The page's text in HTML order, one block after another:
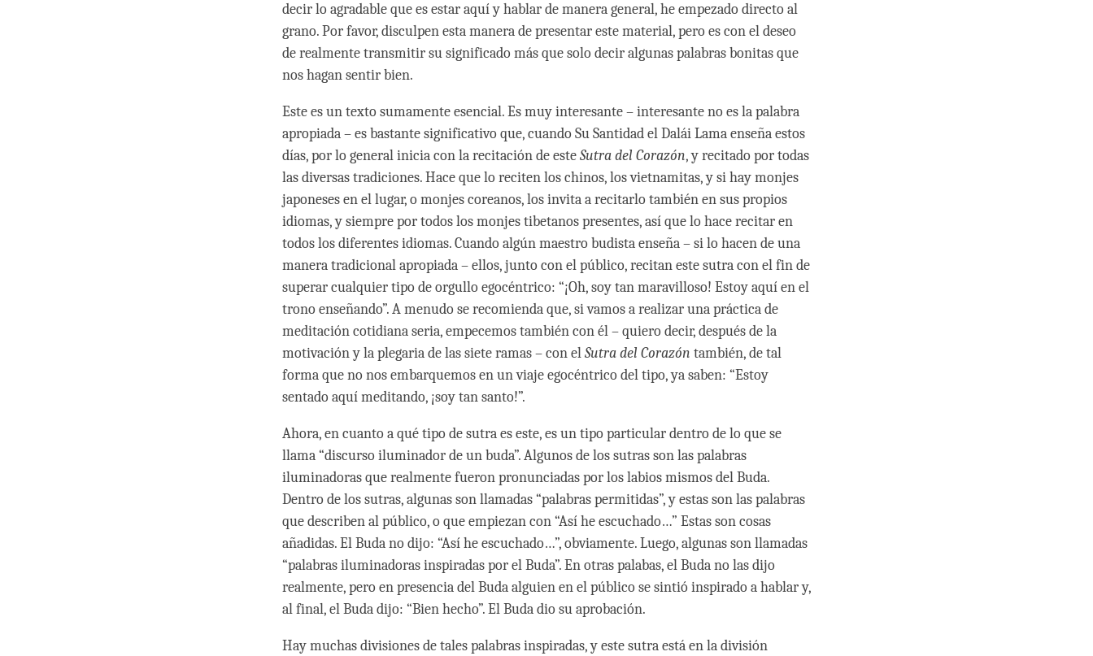
decir lo agradable que es estar aquí y hablar de manera general, he empezado directo al
grano. Por favor, disculpen esta manera de presentar este material, pero es con el deseo
de realmente transmitir su significado más que solo decir algunas palabras bonitas que
nos hagan sentir bien.
Este es un texto sumamente esencial. Es muy interesante – interesante no es la palabra
apropiada – es bastante significativo que, cuando Su Santidad el Dalái Lama enseña estos
días, por lo general inicia con la recitación de esteSutra del Corazón, y recitado por todas
las diversas tradiciones. Hace que lo reciten los chinos, los vietnamitas, y si hay monjes
japoneses en el lugar, o monjes coreanos, los invita a recitarlo también en sus propios
idiomas, y siempre por todos los monjes tibetanos presentes, así que lo hace recitar en
todos los diferentes idiomas. Cuando algún maestro budista enseña – si lo hacen de una
manera tradicional apropiada – ellos, junto con el público, recitan este sutra con el fin de
superar cualquier tipo de orgullo egocéntrico: “¡Oh, soy tan maravilloso! Estoy aquí en el
trono enseñando”. A menudo se recomienda que, si vamos a realizar una práctica de
meditación cotidiana seria, empecemos también con él – quiero decir, después de la
motivación y la plegaria de las siete ramas – con elSutra del Corazón también, de tal
forma que no nos embarquemos en un viaje egocéntrico del tipo, ya saben: “Estoy
sentado aquí meditando, ¡soy tan santo!”.
Ahora, en cuanto a qué tipo de sutra es este, es un tipo particular dentro de lo que se
llama “discurso iluminador de un buda”. Algunos de los sutras son las palabras
iluminadoras que realmente fueron pronunciadas por los labios mismos del Buda.
Dentro de los sutras, algunas son llamadas “palabras permitidas”, y estas son las palabras
que describen al público, o que empiezan con “Así he escuchado…” Estas son cosas
añadidas. El Buda no dijo: “Así he escuchado…”, obviamente. Luego, algunas son llamadas
“palabras iluminadoras inspiradas por el Buda”. En otras palabas, el Buda no las dijo
realmente, pero en presencia del Buda alguien en el público se sintió inspirado a hablar y,
al final, el Buda dijo: “Bien hecho”. El Buda dio su aprobación.
Hay muchas divisiones de tales palabras inspiradas, y este sutra está en la división